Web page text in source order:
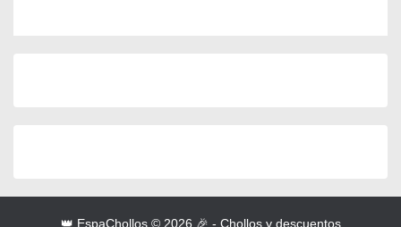
👑 EspaChollos © 2026 🎉 - Chollos y descuentos